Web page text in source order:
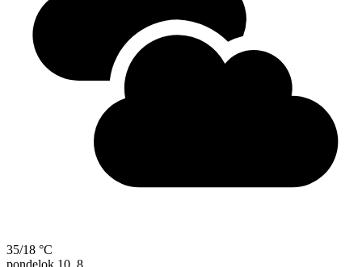
35/18 °C
pondelok 10. 8.